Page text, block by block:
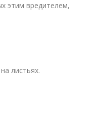
этим вредителем,
листьях.